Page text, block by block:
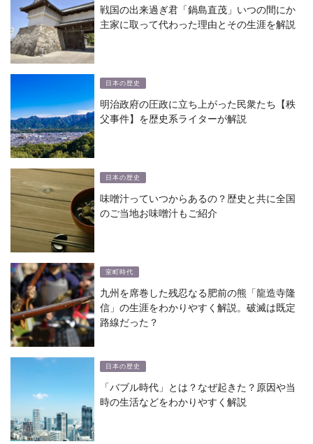
戦国の出来過ぎ君「鍋島直茂」いつの間にか
主家に取って代わった理由とその生涯を解説
日本の歴史
明治政府の圧政に立ち上がった民衆たち【秩
父事件】を歴史系ライターが解説
日本の歴史
味噌汁っていつからあるの？歴史と共に全国
のご当地お味噌汁もご紹介
室町時代
九州を席巻した残忍なる肥前の熊「龍造寺隆
信」の生涯をわかりやすく解説。破滅は既定
路線だった？
日本の歴史
「バブル時代」とは？なぜ起きた？原因や当
時の生活などをわかりやすく解説